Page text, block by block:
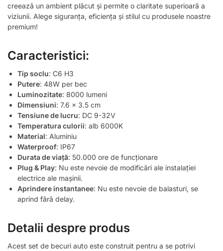
creează un ambient plăcut și permite o claritate superioară a
viziunii. Alege siguranța, eficiența și stilul cu produsele noastre
premium!
Caracteristici:
Tip soclu: C6 H3
Putere: 48W per bec
Luminozitate: 8000 lumeni
Dimensiuni: 7.6 x 3.5 cm
Tensiune de lucru: DC 9-32V
Temperatura culorii: alb 6000K
Material: Aluminiu
Waterproof: IP67
Durata de viață: 50.000 ore de funcționare
Plug & Play: Nu este nevoie de modificări ale instalației
electrice ale mașinii.
Aprindere instantanee: Nu este nevoie de balasturi, se
aprind fără delay.
Detalii despre produs
Acest set de becuri auto este construit pentru a se potrivi